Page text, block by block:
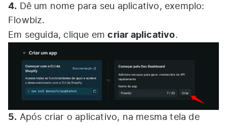
4. Dê um nome para seu aplicativo, exemplo:
Flowbiz.
Em seguida, clique emcriar aplicativo.
5. Após criar o aplicativo, na mesma tela de